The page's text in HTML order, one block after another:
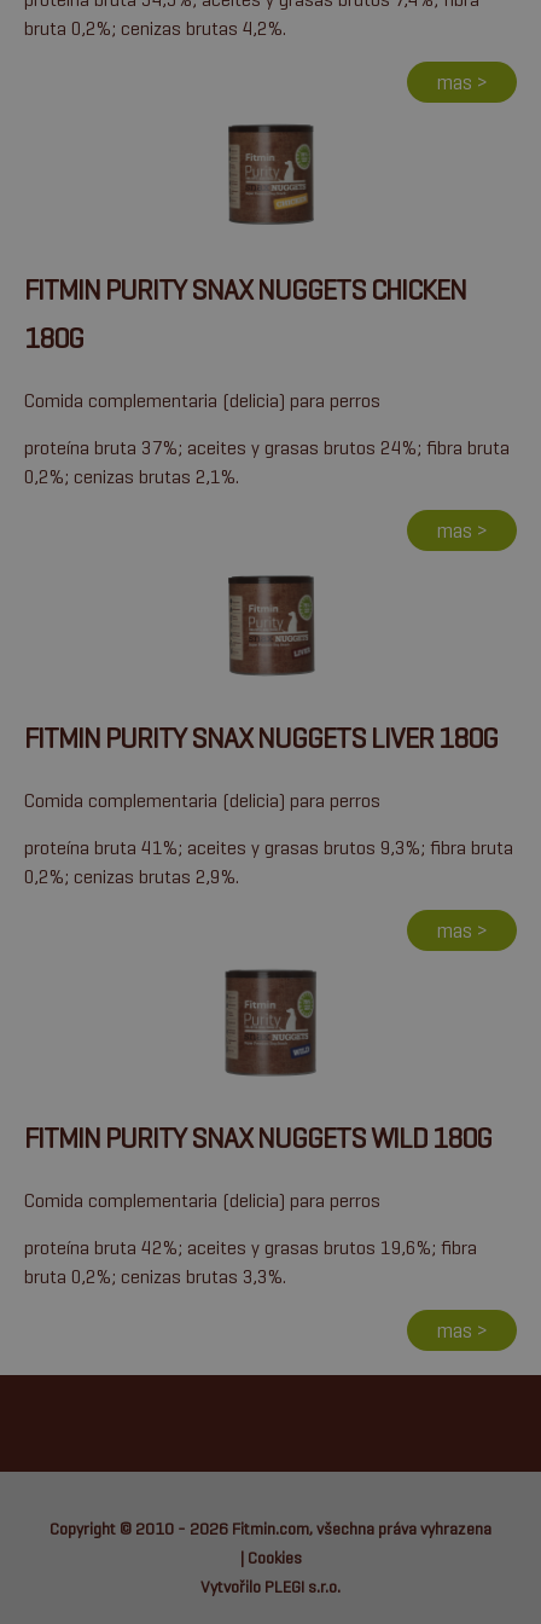
bruta 0,2%; cenizas brutas 4,2%.
mas >
FITMIN PURITY SNAX NUGGETS CHICKEN
180G
Comida complementaria (delicia) para perros
proteína bruta 37%; aceites y grasas brutos 24%; fibra bruta
0,2%; cenizas brutas 2,1%.
mas >
FITMIN PURITY SNAX NUGGETS LIVER 180G
Comida complementaria (delicia) para perros
proteína bruta 41%; aceites y grasas brutos 9,3%; fibra bruta
0,2%; cenizas brutas 2,9%.
mas >
FITMIN PURITY SNAX NUGGETS WILD 180G
Comida complementaria (delicia) para perros
proteína bruta 42%; aceites y grasas brutos 19,6%; fibra
bruta 0,2%; cenizas brutas 3,3%.
mas >
Copyright © 2010 - 2026 Fitmin.com, všechna práva vyhrazena
| Cookies
Vytvořilo PLEGI s.r.o.